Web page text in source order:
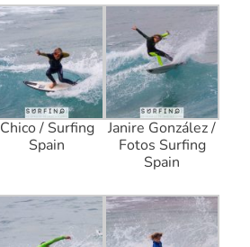
Chico / Surfing
Spain
Janire González /
Fotos Surfing
Spain